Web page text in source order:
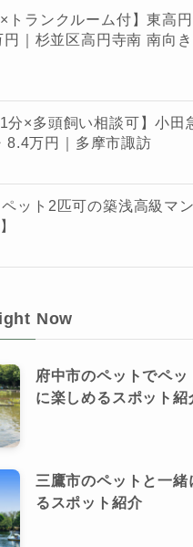
トランクルーム付】東高
｜杉並区高円寺南 南向き
1分×多頭飼い相談可】小田
8.4万円｜多摩市諏訪
ペット2匹可の築浅高級マ
Now
府中市のペットでペッ
に楽しめるスポット紹
三鷹市のペットと一緒
るスポット紹介